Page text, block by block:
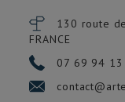
130 route
FRANCE
07 69 94 13